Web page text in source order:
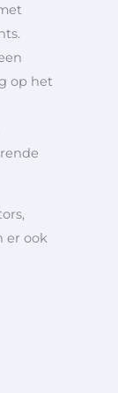
op het
er ook